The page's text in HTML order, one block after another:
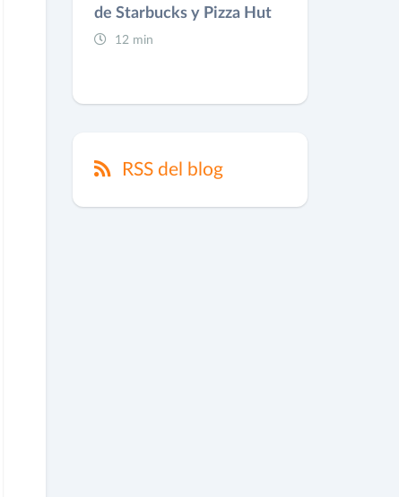
de Starbucks y Pizza Hut
12 min
RSS del blog